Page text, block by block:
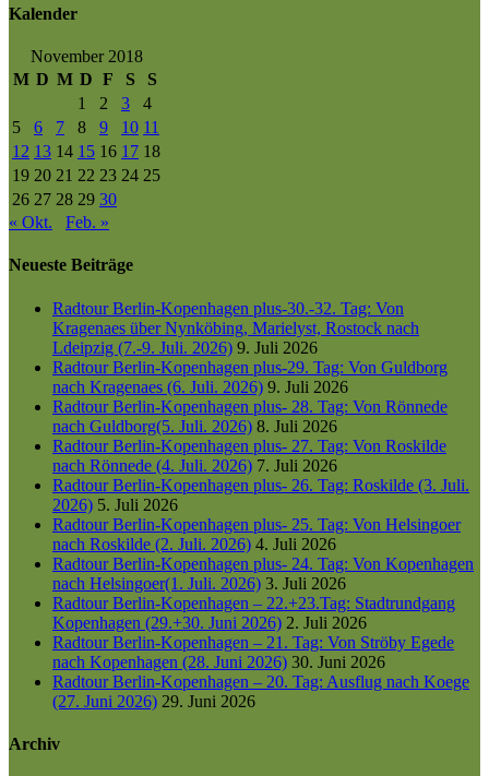
Kalender
November 2018
M D M D F S
S
1
2 3
4
5
6 7 8 9 10 11
12 13 14 15 16 17 18
19 20 21 22 23 24 25
26 27 28 29 30
« Okt.
Feb. »
Neueste Beiträge
Radtour Berlin-Kopenhagen plus-30.-32. Tag: Von
Kragenaes über Nynköbing, Marielyst, Rostock nach
Ldeipzig (7.-9. Juli. 2026) 9. Juli 2026
Radtour Berlin-Kopenhagen plus-29. Tag: Von Guldborg
nach Kragenaes (6. Juli. 2026) 9. Juli 2026
Radtour Berlin-Kopenhagen plus- 28. Tag: Von Rönnede
nach Guldborg(5. Juli. 2026) 8. Juli 2026
Radtour Berlin-Kopenhagen plus- 27. Tag: Von Roskilde
nach Rönnede (4. Juli. 2026) 7. Juli 2026
Radtour Berlin-Kopenhagen plus- 26. Tag: Roskilde (3. Juli.
2026) 5. Juli 2026
Radtour Berlin-Kopenhagen plus- 25. Tag: Von Helsingoer
nach Roskilde (2. Juli. 2026) 4. Juli 2026
Radtour Berlin-Kopenhagen plus- 24. Tag: Von Kopenhagen
nach Helsingoer(1. Juli. 2026) 3. Juli 2026
Radtour Berlin-Kopenhagen – 22.+23.Tag: Stadtrundgang
Kopenhagen (29.+30. Juni 2026) 2. Juli 2026
Radtour Berlin-Kopenhagen – 21. Tag: Von Ströby Egede
nach Kopenhagen (28. Juni 2026) 30. Juni 2026
Radtour Berlin-Kopenhagen – 20. Tag: Ausflug nach Koege
(27. Juni 2026) 29. Juni 2026
Archiv